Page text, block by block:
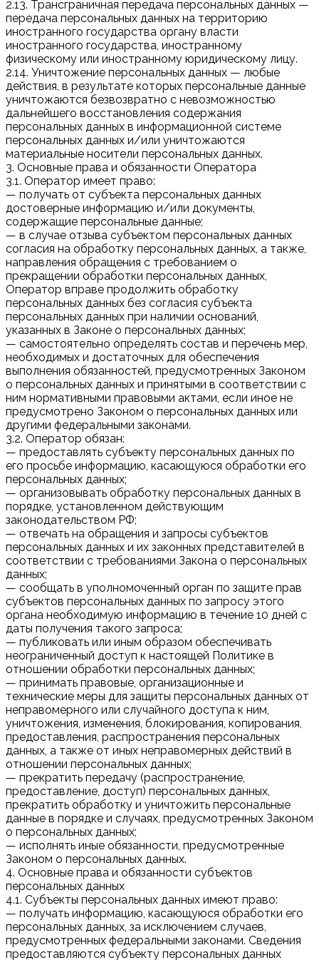
2.13. Трансграничная передача персональных данных —
передача персональных данных на территорию
иностранного государства органу власти
иностранного государства, иностранному
физическому или иностранному юридическому лицу.
2.14. Уничтожение персональных данных — любые
действия, в результате которых персональные данные
уничтожаются безвозвратно с невозможностью
дальнейшего восстановления содержания
персональных данных в информационной системе
персональных данных и/или уничтожаются
материальные носители персональных данных.
3. Основные права и обязанности Оператора
3.1. Оператор имеет право:
— получать от субъекта персональных данных
достоверные информацию и/или документы,
содержащие персональные данные;
— в случае отзыва субъектом персональных данных
согласия на обработку персональных данных, а также,
направления обращения с требованием о
прекращении обработки персональных данных,
Оператор вправе продолжить обработку
персональных данных без согласия субъекта
персональных данных при наличии оснований,
указанных в Законе о персональных данных;
— самостоятельно определять состав и перечень мер,
необходимых и достаточных для обеспечения
выполнения обязанностей, предусмотренных Законом
о персональных данных и принятыми в соответствии с
ним нормативными правовыми актами, если иное не
предусмотрено Законом о персональных данных или
другими федеральными законами.
3.2. Оператор обязан:
— предоставлять субъекту персональных данных по
его просьбе информацию, касающуюся обработки его
персональных данных;
— организовывать обработку персональных данных в
порядке, установленном действующим
законодательством РФ;
— отвечать на обращения и запросы субъектов
персональных данных и их законных представителей в
соответствии с требованиями Закона о персональных
данных;
— сообщать в уполномоченный орган по защите прав
субъектов персональных данных по запросу этого
органа необходимую информацию в течение 10 дней с
даты получения такого запроса;
— публиковать или иным образом обеспечивать
неограниченный доступ к настоящей Политике в
отношении обработки персональных данных;
— принимать правовые, организационные и
технические меры для защиты персональных данных от
неправомерного или случайного доступа к ним,
уничтожения, изменения, блокирования, копирования,
предоставления, распространения персональных
данных, а также от иных неправомерных действий в
отношении персональных данных;
— прекратить передачу (распространение,
предоставление, доступ) персональных данных,
прекратить обработку и уничтожить персональные
данные в порядке и случаях, предусмотренных Законом
о персональных данных;
— исполнять иные обязанности, предусмотренные
Законом о персональных данных.
4. Основные права и обязанности субъектов
персональных данных
4.1. Субъекты персональных данных имеют право:
— получать информацию, касающуюся обработки его
персональных данных, за исключением случаев,
предусмотренных федеральными законами. Сведения
предоставляются субъекту персональных данных